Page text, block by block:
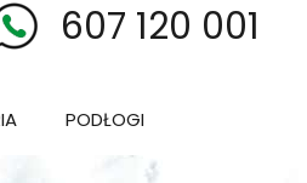
607 120 001
PODŁOGI